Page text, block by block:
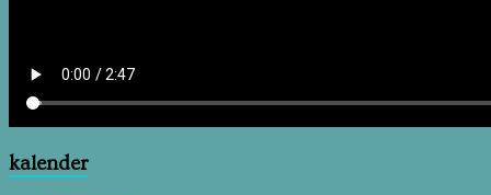
kalender